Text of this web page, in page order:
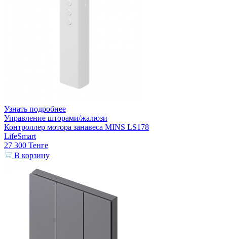
Узнать подробнее
Управление шторами/жалюзи
Контроллер мотора занавеса MINS LS178
LifeSmart
27 300 Тенге
В корзину